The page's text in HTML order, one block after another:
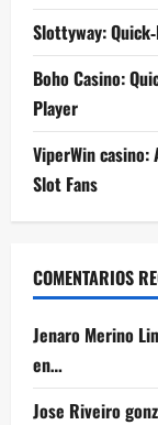
Slottyway:
Boho Casino:
Player
ViperWin casino:
Slot Fans
COMENTARIOS
Jenaro Merino
en…
Jose Riveiro